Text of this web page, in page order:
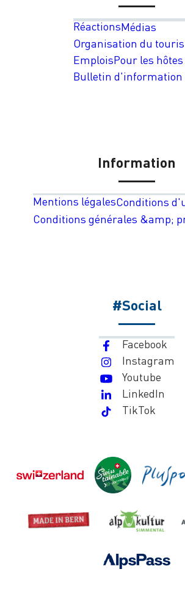
RéactionsMédias
Organisation du
EmploisPour les hôtes
Bulletin d'information
Information
Mentions légalesConditions
Conditions générales &amp;
#Social
Facebook
Instagram
Youtube
LinkedIn
TikTok